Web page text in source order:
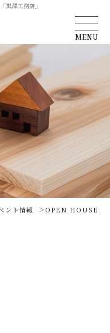
黒澤工務店」
MENU
ント情報 OPEN HOUSE